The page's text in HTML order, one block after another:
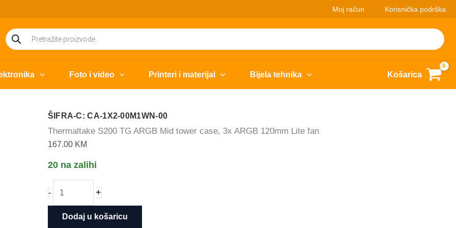
Moj račun Korisnička podrška
Products
search
Foto i video Printeri i materijal Bijela tehnika Košarica
ŠIFRA-C: CA-1X2-00M1WN-00
Thermaltake S200 TG ARGB Mid tower case, 3x ARGB 120mm Lite fan
167.00 KM
20 na zalihi
-
Thermaltake
S200
+
Dodaj u košaricu